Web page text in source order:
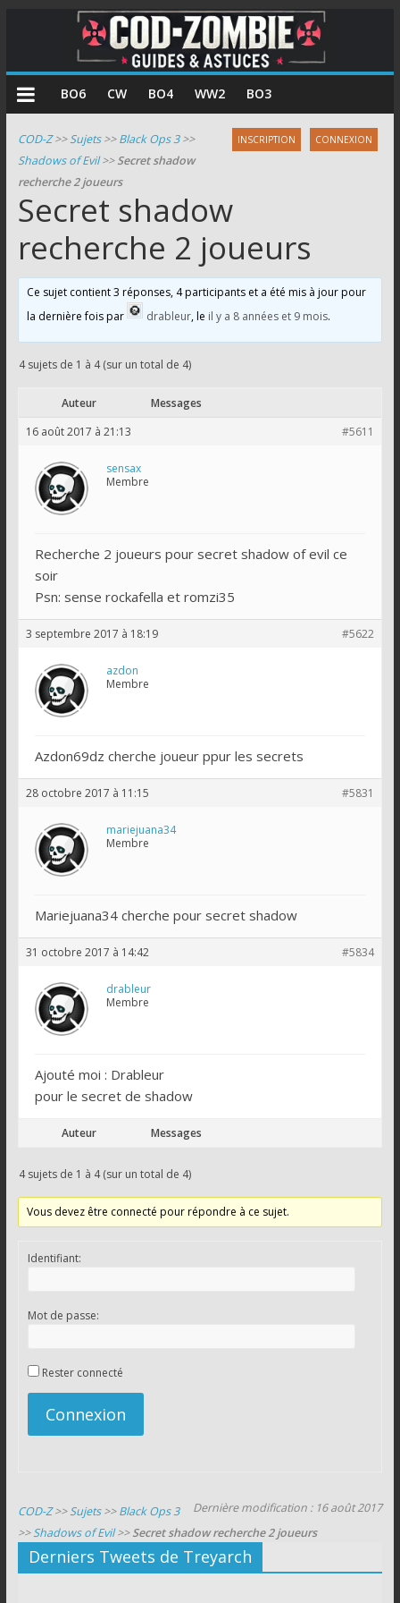
COD
Zombie
Guides
et
astuces
le
mode
zombie
de
Call
of
BO6 CW BO4 WW2 BO3
INSCRIPTION CONNEXION
COD-Z>>Sujets>>Black Ops 3>>
Shadows of Evil>>Secret shadow
recherche 2 joueurs
Secret shadow
recherche 2 joueurs
Ce sujet contient 3 réponses, 4 participants et a été mis à jour pour
la dernière fois par
drableur, le il y a 8 années et 9 mois.
4 sujets de 1 à 4 (sur un total de 4)
Auteur
Messages
16 août 2017 à 21:13
#5611
sensax
Membre
Recherche 2 joueurs pour secret shadow of evil ce
soir
Psn: sense rockafella et romzi35
3 septembre 2017 à 18:19 #5622
azdon
Membre
Azdon69dz cherche joueur ppur les secrets
28 octobre 2017 à 11:15 #5831
mariejuana34
Membre
Mariejuana34 cherche pour secret shadow
31 octobre 2017 à 14:42 #5834
drableur
Membre
Ajouté moi : Drableur
pour le secret de shadow
Auteur Messages
4 sujets de 1 à 4 (sur un total de 4)
Vous devez être connecté pour répondre à ce sujet.
Identifiant:
Mot de passe:
Rester connecté
Connexion
Dernière modification : 16 août 2017
COD-Z>>Sujets>>Black Ops 3
>>Shadows of Evil>>Secret shadow recherche 2 joueurs
Derniers Tweets de Treyarch